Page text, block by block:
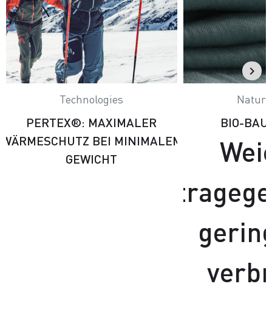
Technologies
PERTEX®: MAXIMALER
WÄRMESCHUTZ BEI MINIMALEM
GEWICHT
BIO-